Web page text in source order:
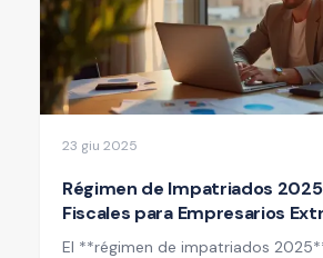
23 giu 2025
Régimen de Impatriados
Fiscales para Empresarios
Italia
El **régimen de impatriados